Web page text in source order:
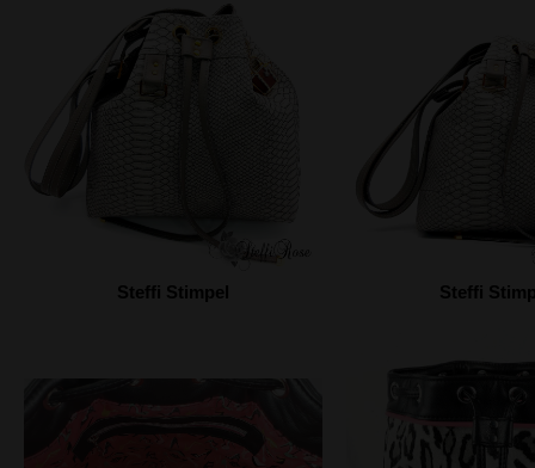
Steffi Stimpel Steffi